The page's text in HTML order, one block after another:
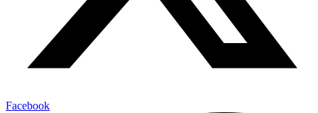
Facebook